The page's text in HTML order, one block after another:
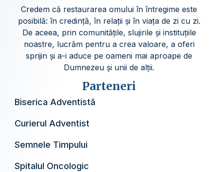
Credem că restaurarea omului în întregime este
posibilă: în credință, în relații și în viața de zi cu zi.
De aceea, prin comunitățile, slujirile și instituțiile
noastre, lucrăm pentru a crea valoare, a oferi
sprijin și a-i aduce pe oameni mai aproape de
Dumnezeu și unii de alții.
Parteneri
Biserica Adventistă
Curierul Adventist
Semnele Timpului
Spitalul Oncologic